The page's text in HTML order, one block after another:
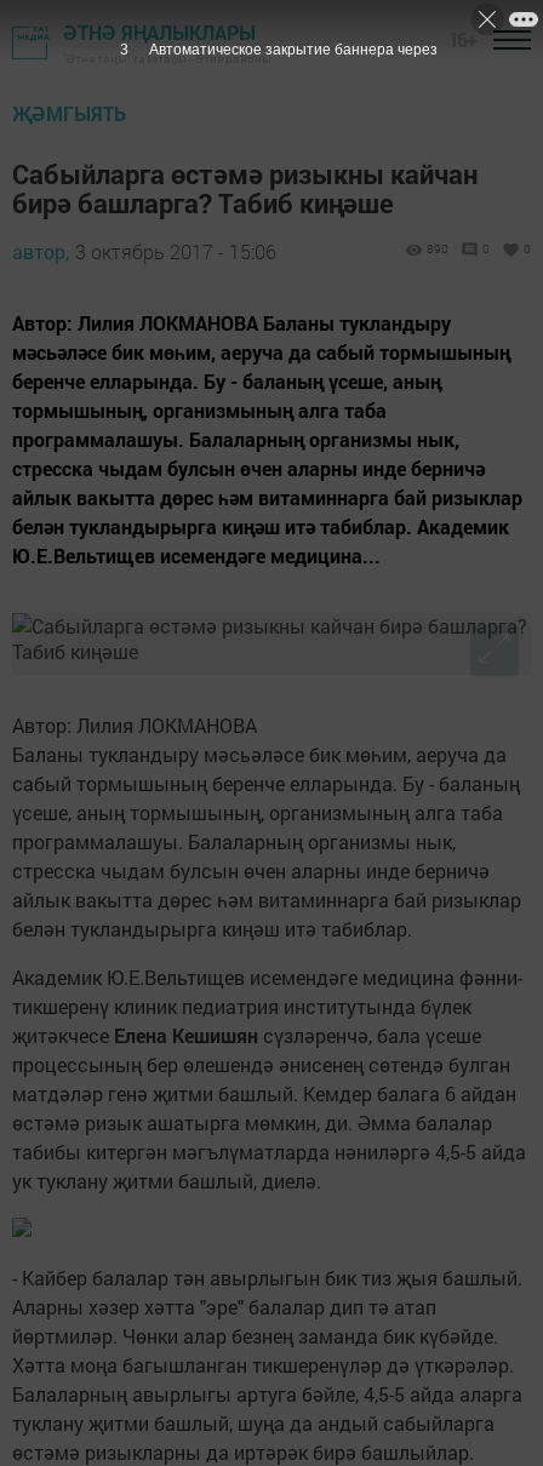
ӘТНӘ ЯҢАЛЫКЛАРЫ
"Әтнә таңы" газетасы - Әтнә районы
ҖӘМГЫЯТЬ
Сабыйларга өстәмә ризыкны кайчан
бирә башларга? Табиб киңәше
автор, 3 октябрь 2017 - 15:06 890 0 0
Автор: Лилия ЛОКМАНОВА Баланы тукландыру
мәсьәләсе бик мөһим, аеруча да сабый тормышының
беренче елларында. Бу - баланың үсеше, аның
тормышының, организмының алга таба
программалашуы. Балаларның организмы нык,
стресска чыдам булсын өчен аларны инде берничә
айлык вакытта дөрес һәм витаминнарга бай ризыклар
белән тукландырырга киңәш итә табиблар. Академик
Ю.Е.Вельтищев исемендәге медицина...
Автор: Лилия ЛОКМАНОВА
Баланы тукландыру мәсьәләсе бик мөһим, аеруча да
сабый тормышының беренче елларында. Бу - баланың
үсеше, аның тормышының, организмының алга таба
программалашуы. Балаларның организмы нык,
стресска чыдам булсын өчен аларны инде берничә
айлык вакытта дөрес һәм витаминнарга бай ризыклар
белән тукландырырга киңәш итә табиблар.
Академик Ю.Е.Вельтищев исемендәге медицина фәнни-
тикшеренү клиник педиатрия институтында бүлек
җитәкчесе Елена Кешишян сүзләренчә, бала үсеше
процессының бер өлешендә әнисенең сөтендә булган
матдәләр генә җитми башлый. Кемдер балага 6 айдан
өстәмә ризык ашатырга мөмкин, ди. Әмма балалар
табибы китергән мәгълүматларда нәниләргә 4,5-5 айда
ук туклану җитми башлый, диелә.
- Кайбер балалар тән авырлыгын бик тиз җыя башлый.
Аларны хәзер хәтта "эре" балалар дип тә атап
йөртмиләр. Чөнки алар безнең заманда бик күбәйде.
Хәтта моңа багышланган тикшеренүләр дә үткәрәләр.
Балаларның авырлыгы артуга бәйле, 4,5-5 айда аларга
туклану җитми башлый, шуңа да андый сабыйларга
өстәмә ризыкларны да иртәрәк бирә башлыйлар.
2 Автоматическое закрытие баннера через